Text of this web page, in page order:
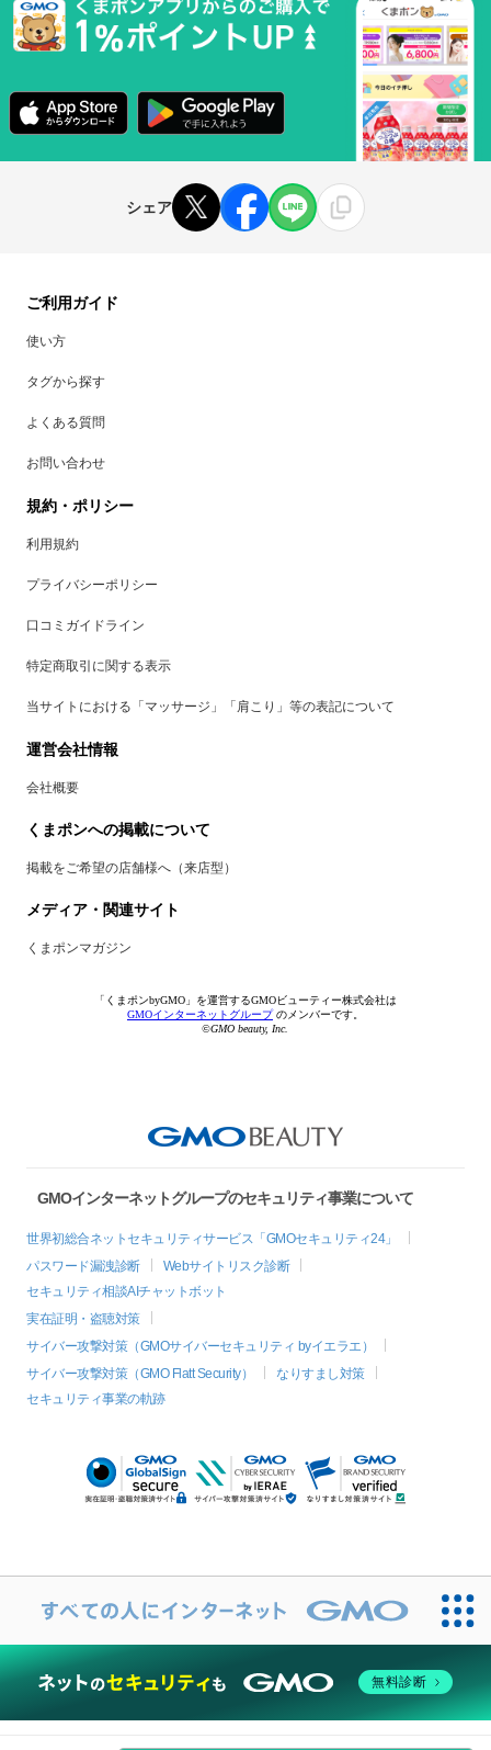
シェア
ご利用ガイド
使い方
タグから探す
よくある質問
お問い合わせ
規約・ポリシー
利用規約
プライバシーポリシー
口コミガイドライン
特定商取引に関する表示
当サイトにおける「マッサージ」「肩こり」等の表記について
運営会社情報
会社概要
くまポンへの掲載について
掲載をご希望の店舗様へ（来店型）
メディア・関連サイト
くまポンマガジン
「くまポンbyGMO」を運営するGMOビューティー株式会社は
GMOインターネットグループのメンバーです。
©GMO beauty, Inc.
GMOインターネットグループのセキュリティ事業について
世界初総合ネットセキュリティサービス「GMOセキュリティ24」
パスワード漏洩診断
Webサイトリスク診断
セキュリティ相談AIチャットボット
実在証明・盗聴対策
サイバー攻撃対策（GMOサイバーセキュリティ byイエラエ）
サイバー攻撃対策（GMO Flatt Security）
なりすまし対策
セキュリティ事業の軌跡
無料診断